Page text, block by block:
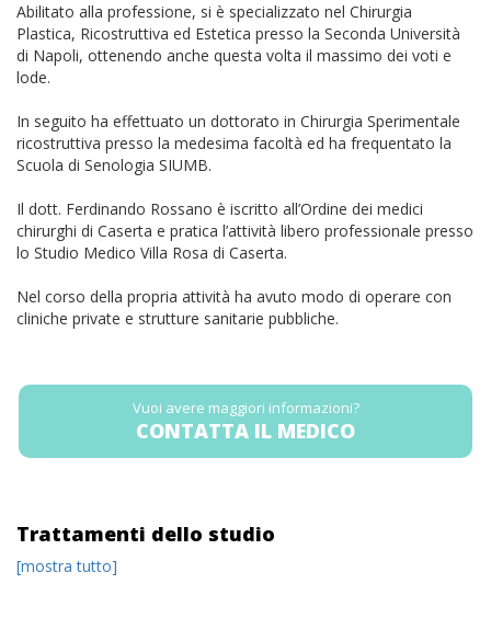
Abilitato alla professione, si è specializzato nel Chirurgia
Plastica, Ricostruttiva ed Estetica presso la Seconda Università
di Napoli, ottenendo anche questa volta il massimo dei voti e
lode.
In seguito ha effettuato un dottorato in Chirurgia Sperimentale
ricostruttiva presso la medesima facoltà ed ha frequentato la
Scuola di Senologia SIUMB.
Il dott. Ferdinando Rossano è iscritto all’Ordine dei medici
chirurghi di Caserta e pratica l’attività libero professionale presso
lo Studio Medico Villa Rosa di Caserta.
Nel corso della propria attività ha avuto modo di operare con
cliniche private e strutture sanitarie pubbliche.
Vuoi avere maggiori informazioni?
CONTATTA IL MEDICO
Trattamenti dello studio
[mostra tutto]